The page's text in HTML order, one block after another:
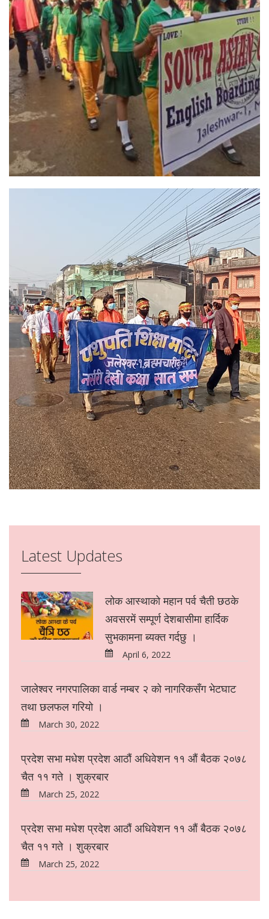
Latest Updates
लोक आस्थाको महान पर्व चैती छठके
अवसरमें सम्पूर्ण देशबासीमा हार्दिक
सुभकामना ब्यक्त गर्दछु ।
April 6, 2022
जालेश्वर नगरपालिका वार्ड नम्बर २ को नागरिकसँग भेटघाट
तथा छलफल गरियो ।
March 30, 2022
प्रदेश सभा मधेश प्रदेश आठौं अधिवेशन ११ औं बैठक २०७८
चैत ११ गते । शुक्रबार
March 25, 2022
प्रदेश सभा मधेश प्रदेश आठौं अधिवेशन ११ औं बैठक २०७८
चैत ११ गते । शुक्रबार
March 25, 2022